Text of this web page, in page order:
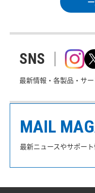
SNS
最新情報・各製品・サ
MAIL
最新ニュースやサポー